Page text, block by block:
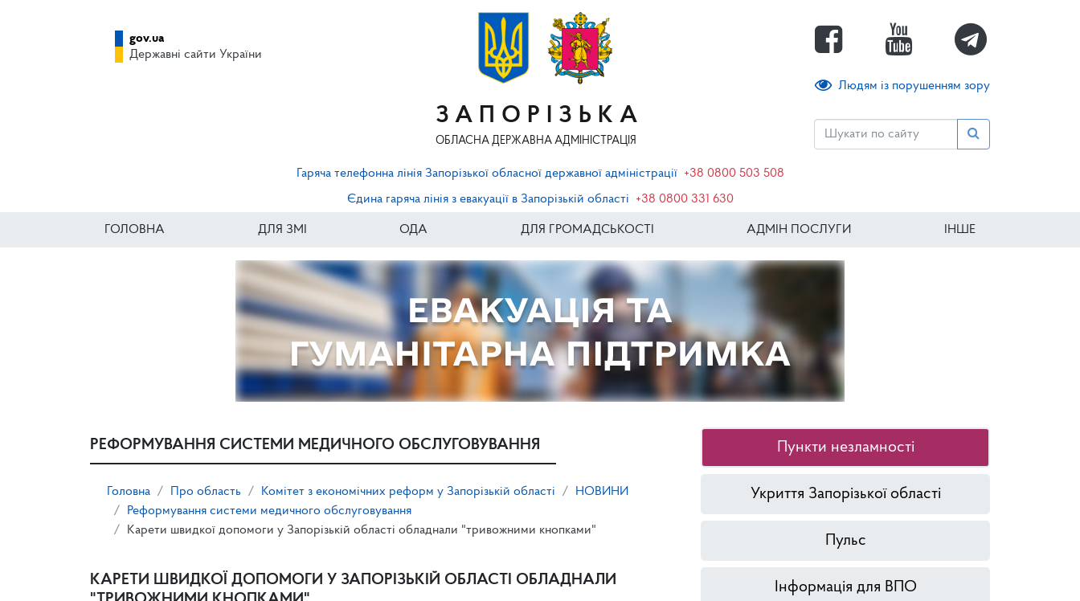
ЗАПОРІЗЬКА
ОБЛАСНА ДЕРЖАВНА АДМІНІСТРАЦІЯ
Людям із порушенням зору
gov.ua
Державні сайти України
Гаряча телефонна лінія Запорізької обласної державної адміністрації +38 0800 503 508
Єдина гаряча лінія з евакуації в Запорізькій області
+38 0800 331 630
ГОЛОВНА ДЛЯ ЗМІ ОДА ДЛЯ ГРОМАДСЬКОСТІ АДМІН ПОСЛУГИ ІНШЕ
РЕФОРМУВАННЯ СИСТЕМИ МЕДИЧНОГО ОБСЛУГОВУВАННЯ
Головна Про область Комітет з економічних реформ у Запорізькій області
НОВИНИ
Реформування системи медичного обслуговування
Карети швидкої допомоги у Запорізькій області обладнали "тривожними кнопками"
КАРЕТИ ШВИДКОЇ ДОПОМОГИ У ЗАПОРІЗЬКІЙ ОБЛАСТІ ОБЛАДНАЛИ
Пункти незламності
Укриття Запорізької області
Пульс
Інформація для ВПО